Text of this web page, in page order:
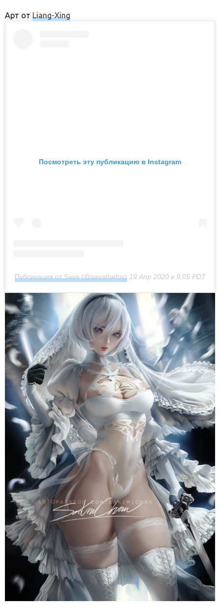
Арт от Liang-Xing
Посмотреть эту публикацию в Instagram
Публикация от Saya (@sayathefox) 19 Апр 2020 в 9:05 PDT